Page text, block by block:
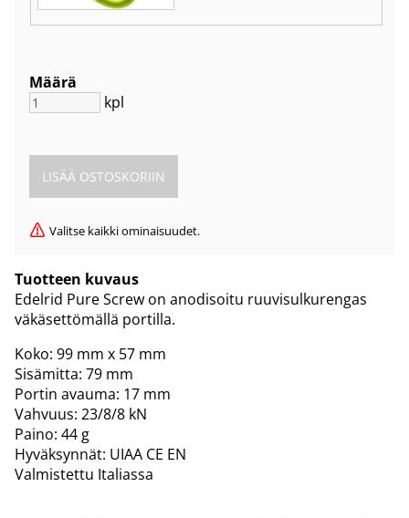
Määrä
kpl
Valitse kaikki ominaisuudet.
Tuotteen kuvaus
Edelrid Pure Screw on anodisoitu ruuvisulkurengas
väkäsettömällä portilla.
Koko: 99 mm x 57 mm
Sisämitta: 79 mm
Portin avauma: 17 mm
Vahvuus: 23/8/8 kN
Paino: 44 g
Hyväksynnät: UIAA CE EN
Valmistettu Italiassa